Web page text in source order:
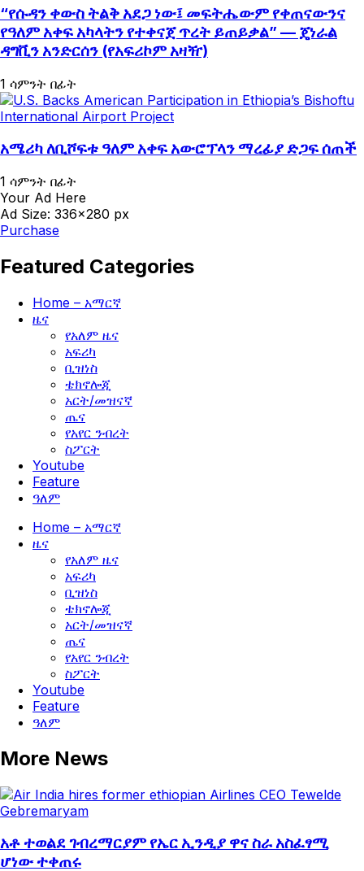
“የሱዳን ቀውስ ትልቅ አደጋ ነው፤ መፍትሔውም የቀጠናውንና
የዓለም አቀፍ አካላትን የተቀናጀ ጥረት ይጠይቃል” — ጄነራል
ዳግቪን አንድርሰን (የአፍሪኮም አዛዥ)
1 ሳምንት በፊት
አሜሪካ ለቢሾፍቱ ዓለም አቀፍ አውሮፕላን ማረፊያ ድጋፍ ሰጠች
1 ሳምንት በፊት
Your Ad Here
Ad Size: 336x280 px
Purchase
Featured Categories
Home – አማርኛ
ዜና
የአለም ዜና
አፍሪካ
ቢዝነስ
ቴክኖሎጂ
አርት/መዝናኛ
ጤና
የአየር ንብረት
ስፖርት
Youtube
Feature
ዓለም
Home – አማርኛ
ዜና
የአለም ዜና
አፍሪካ
ቢዝነስ
ቴክኖሎጂ
አርት/መዝናኛ
ጤና
የአየር ንብረት
ስፖርት
Youtube
Feature
ዓለም
More News
አቶ ተወልደ ገብረማርያም የኤር ኢንዲያ ዋና ስራ አስፈፃሚ
ሆነው ተቀጠሩ